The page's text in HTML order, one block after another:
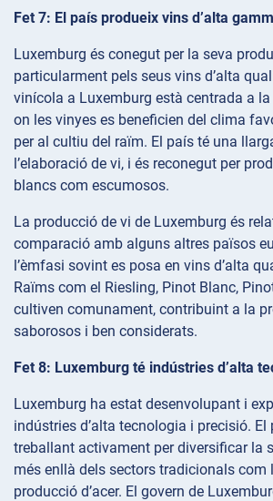
Fet 7: El país produeix vins d’alta
Luxemburg és conegut per la seva
particularment pels seus vins d’alta
vinícola a Luxemburg està centrada a
on les vinyes es beneficien del clima
per al cultiu del raïm. El país té una
l’elaboració de vi, i és reconegut per
blancs com escumosos.
La producció de vi de Luxemburg és
comparació amb alguns altres països
l’èmfasi sovint es posa en vins d’alta
Raïms com el Riesling, Pinot Blanc,
cultiven comunament, contribuint a la
saborosos i ben considerats.
Fet 8: Luxemburg té indústries d’alta
Luxemburg ha estat desenvolupant i
indústries d’alta tecnologia i precisió. El
treballant activament per diversificar la
més enllà dels sectors tradicionals com
producció d’acer. El govern de